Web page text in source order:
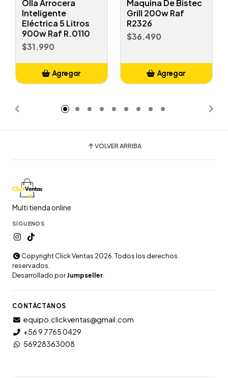
Olla Arrocera
Inteligente
Eléctrica 5 Litros
900w Raf R.0110
$31.990
Agregar
Maquina De Bistec
Grill 200w Raf
R2326
$36.490
Agregar
VOLVER ARRIBA
Multi tienda online
SÍGUENOS
Copyright Click Ventas 2026. Todos los derechos
reservados.
Desarrollado porJumpseller
CONTÁCTANOS
equipo.clickventas@gmail.com
+56 9 7765 0429
56928363008